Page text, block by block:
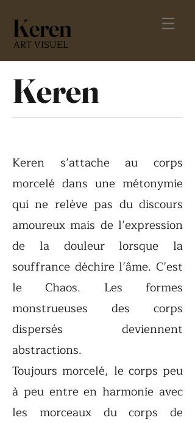
Keren
ART VISUEL
Keren
Keren s’attache au corps
morcelé dans une métonymie
qui ne relève pas du discours
amoureux mais de l’expression
de la douleur lorsque la
souffrance déchire l’âme. C’est
le Chaos. Les formes
monstrueuses des corps
dispersés deviennent
abstractions.
Toujours morcelé, le corps peu
à peu entre en harmonie avec
les morceaux du corps de